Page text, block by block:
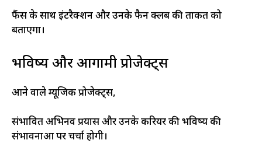
फैंस के साथ इंटरैक्शन और उनके फैन क्लब की ताकत को
बताएगा।
भविष्य और आगामी प्रोजेक्ट्स
आने वाले म्यूजिक प्रोजेक्ट्स,
संभावित अभिनव प्रयास और उनके करियर की भविष्य की
संभावनाओं पर चर्चा होगी।